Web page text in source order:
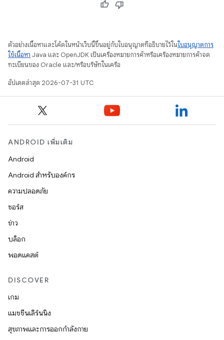
ตัวอย่างเนื้อหาและโค้ดในหน้าเว็บนี้ขึ้นอยู่กับใบอนุญาตที่อธิบายไว้ในใบอนุญาตการ
ใช้เนื้อหา Java และ OpenJDK เป็นเครื่องหมายการค้าหรือเครื่องหมายการค้าจด
ทะเบียนของ Oracle และ/หรือบริษัทในเครือ
อัปเดตล่าสุด 2026-07-31 UTC
ANDROID เพิ่มเติม
Android
Android สำหรับองค์กร
ความปลอดภัย
ซอร์ส
ข่าว
บล็อก
พอดแคสต์
DISCOVER
เกม
แมชชีนเลิร์นนิง
สุขภาพและการออกกำลังกาย